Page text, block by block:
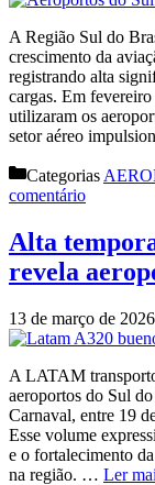
A Região Sul do
crescimento da
registrando alta
cargas. Em
utilizaram os
setor aéreo
Categorias
comentário
Alta
revela
13 de março de 2026
A LATAM
aeroportos do Sul
Carnaval, entre 19
Esse volume
e o fortalecimento
na região. … Ler